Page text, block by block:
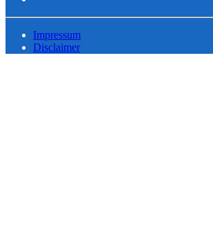
Impressum
Disclaimer